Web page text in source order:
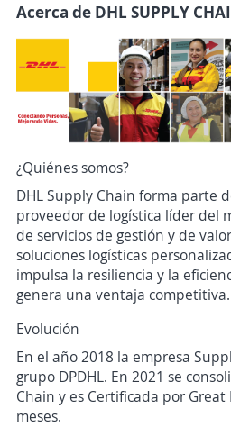
Acerca de DHL SUPPLY
¿Quiénes somos?
DHL Supply Chain forma parte
proveedor de logística líder del
de servicios de gestión y de
soluciones logísticas
impulsa la resiliencia y la
genera una ventaja competitiva.
Evolución
En el año 2018 la empresa
grupo DPDHL. En 2021 se
Chain y es Certificada por
meses.